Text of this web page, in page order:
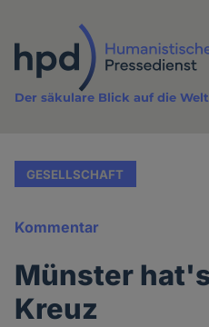
Inhalt
Der säkulare Blick auf die
GESELLSCHAFT
Kommentar
Münster
Kreuz